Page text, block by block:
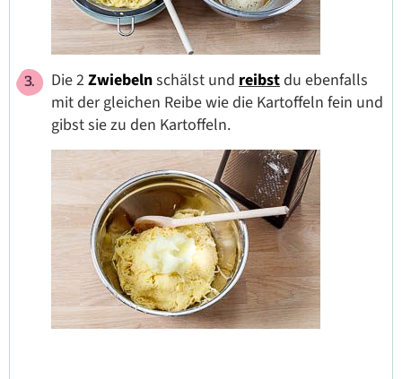
Die 2Zwiebelnschälst und reibstdu ebenfalls
mit der gleichen Reibe wie die Kartoffeln fein und
gibst sie zu den Kartoffeln.